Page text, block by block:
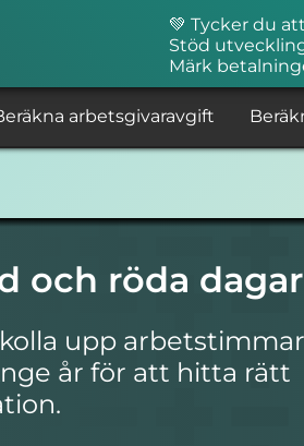
💚 Tycker du
Stöd
Märk
arbetsgivaravgift
och röda
upp
år för att hitta rätt